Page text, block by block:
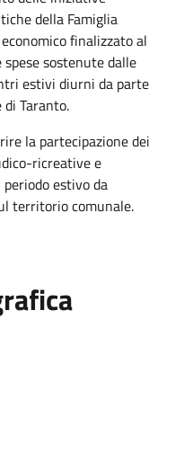
della Famiglia
finalizzato al
sostenute dalle
estivi diurni da parte
Taranto.
la partecipazione dei
ricreative e
estivo da
territorio comunale.